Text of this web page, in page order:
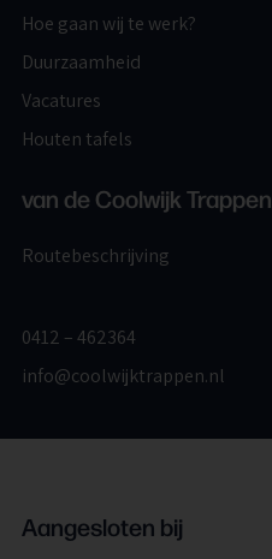
Hoe gaan wij te werk?
Duurzaamheid
Vacatures
Houten tafels
van de Coolwijk Trappen
Routebeschrijving
0412 – 462364
info@coolwijktrappen.nl
Aangesloten bij